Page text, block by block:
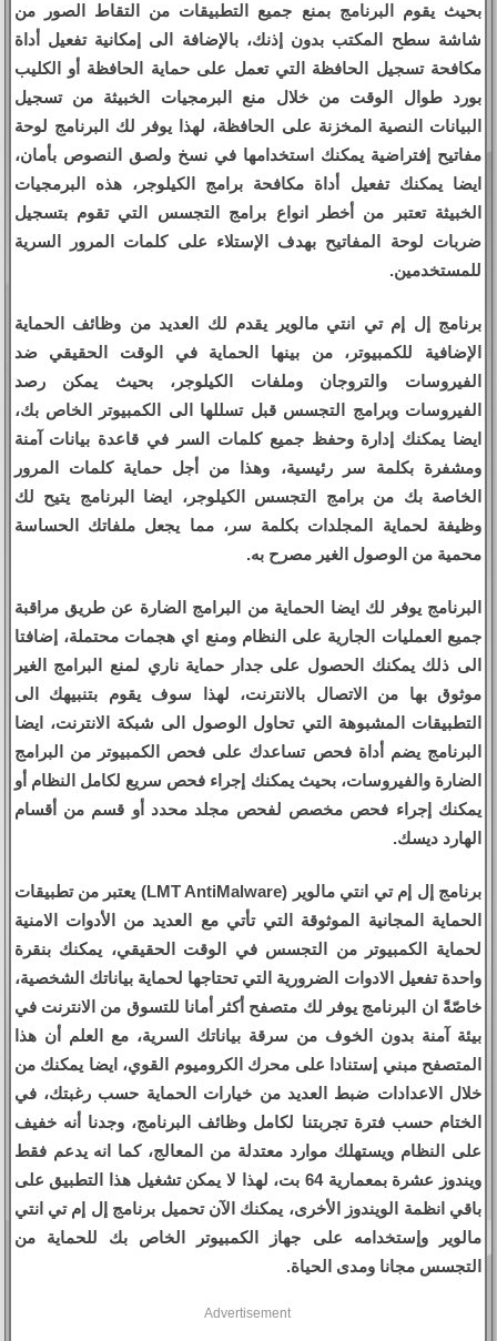
بحيث يقوم البرنامج بمنع جميع التطبيقات من التقاط الصور من
شاشة سطح المكتب بدون إذنك، بالإضافة الى إمكانية تفعيل أداة
مكافحة تسجيل الحافظة التي تعمل على حماية الحافظة أو الكليب
بورد طوال الوقت من خلال منع البرمجيات الخبيثة من تسجيل
البيانات النصية المخزنة على الحافظة، لهذا يوفر لك البرنامج لوحة
مفاتيح إفتراضية يمكنك استخدامها في نسخ ولصق النصوص بأمان،
ايضا يمكنك تفعيل أداة مكافحة برامج الكيلوجر، هذه البرمجيات
الخبيثة تعتبر من أخطر انواع برامج التجسس التي تقوم بتسجيل
ضربات لوحة المفاتيح بهدف الإستلاء على كلمات المرور السرية
للمستخدمين.
برنامج إل إم تي انتي مالوير يقدم لك العديد من وظائف الحماية
الإضافية للكمبيوتر، من بينها الحماية في الوقت الحقيقي ضد
الفيروسات والتروجان وملفات الكيلوجر، بحيث يمكن رصد
الفيروسات وبرامج التجسس قبل تسللها الى الكمبيوتر الخاص بك،
ايضا يمكنك إدارة وحفظ جميع كلمات السر في قاعدة بيانات آمنة
ومشفرة بكلمة سر رئيسية، وهذا من أجل حماية كلمات المرور
الخاصة بك من برامج التجسس الكيلوجر، ايضا البرنامج يتيح لك
وظيفة لحماية المجلدات بكلمة سر، مما يجعل ملفاتك الحساسة
محمية من الوصول الغير مصرح به.
البرنامج يوفر لك ايضا الحماية من البرامج الضارة عن طريق مراقبة
جميع العمليات الجارية على النظام ومنع اي هجمات محتملة، إضافتا
الى ذلك يمكنك الحصول على جدار حماية ناري لمنع البرامج الغير
موثوق بها من الاتصال بالانترنت، لهذا سوف يقوم بتنبيهك الى
التطبيقات المشبوهة التي تحاول الوصول الى شبكة الانترنت، ايضا
البرنامج يضم أداة فحص تساعدك على فحص الكمبيوتر من البرامج
الضارة والفيروسات، بحيث يمكنك إجراء فحص سريع لكامل النظام أو
يمكنك إجراء فحص مخصص لفحص مجلد محدد أو قسم من أقسام
الهارد ديسك.
برنامج إل إم تي انتي مالوير (LMT AntiMalware) يعتبر من تطبيقات
الحماية المجانية الموثوقة التي تأتي مع العديد من الأدوات الامنية
لحماية الكمبيوتر من التجسس في الوقت الحقيقي، يمكنك بنقرة
واحدة تفعيل الادوات الضرورية التي تحتاجها لحماية بياناتك الشخصية،
خاصّةً ان البرنامج يوفر لك متصفح أكثر أمانا للتسوق من الانترنت في
بيئة آمنة بدون الخوف من سرقة بياناتك السرية، مع العلم أن هذا
المتصفح مبني إستنادا على محرك الكروميوم القوي، ايضا يمكنك من
خلال الاعدادات ضبط العديد من خيارات الحماية حسب رغبتك، في
الختام حسب فترة تجربتنا لكامل وظائف البرنامج، وجدنا أنه خفيف
على النظام ويستهلك موارد معتدلة من المعالج، كما انه يدعم فقط
ويندوز عشرة بمعمارية 64 بت، لهذا لا يمكن تشغيل هذا التطبيق على
باقي انظمة الويندوز الأخرى، يمكنك الآن تحميل برنامج إل إم تي انتي
مالوير وإستخدامه على جهاز الكمبيوتر الخاص بك للحماية من
التجسس مجانا ومدى الحياة.
Advertisement